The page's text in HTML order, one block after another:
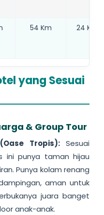
54 Km 24 Km
yang Sesuai
& Group Tour
Tropis):Sesuai
ini punya taman hijau
Punya kolam renang
aman untuk
juara banget
anak-anak.